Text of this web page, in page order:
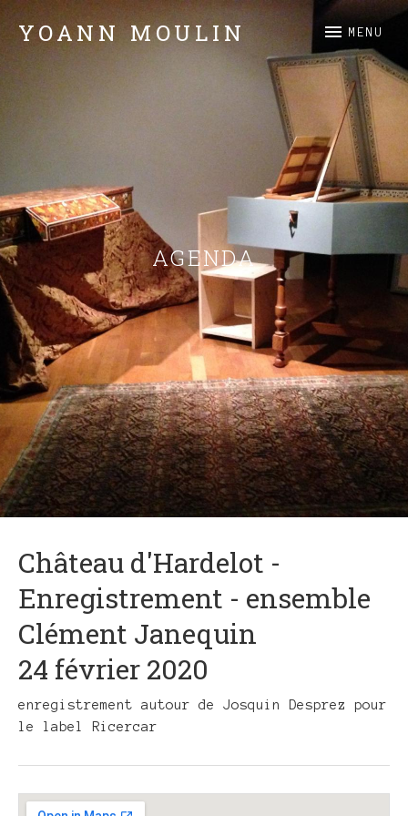
YOANN MOULIN MENU
AGENDA
Château d'Hardelot -
Enregistrement - ensemble
Clément Janequin
24 février 2020
enregistrement autour de Josquin Desprez pour
le label Ricercar